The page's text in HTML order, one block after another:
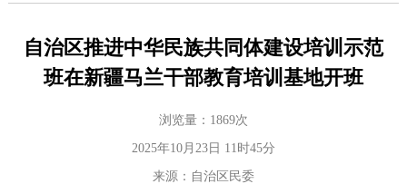
自治区推进中华民族共同体建设培训示范
班在新疆马兰干部教育培训基地开班
浏览量： 1869次
2025年10月23日 11时45分
来源：自治区民委